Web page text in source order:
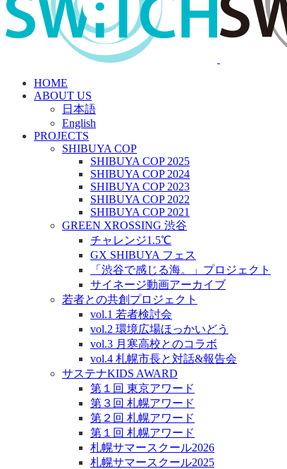
HOME
ABOUT US
日本語
English
PROJECTS
SHIBUYA COP
SHIBUYA COP 2025
SHIBUYA COP 2024
SHIBUYA COP 2023
SHIBUYA COP 2022
SHIBUYA COP 2021
GREEN XROSSING 渋谷
チャレンジ1.5℃
GX SHIBUYA フェス
「渋谷で感じる海。」プロジェクト
サイネージ動画アーカイブ
若者との共創プロジェクト
vol.1 若者検討会
vol.2 環境広場ほっかいどう
vol.3 月寒高校とのコラボ
vol.4 札幌市長と対話&報告会
サステナKIDS AWARD
第１回 東京アワード
第３回 札幌アワード
第２回 札幌アワード
第１回 札幌アワード
札幌サマースクール2026
札幌サマースクール2025